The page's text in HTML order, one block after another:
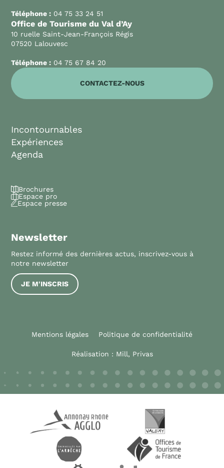
Téléphone : 04 75 33 24 51
Office de Tourisme du Val d’Ay
10 ruelle Saint-Jean-François Régis
07520 Lalouvesc
Téléphone : 04 75 67 84 20
CONTACTEZ-NOUS
Incontournables
Expériences
Agenda
Brochures
Espace pro
Espace presse
Newsletter
Restez informé des dernières actus, inscrivez-vous à
notre newsletter
JE M'INSCRIS
Mentions légales Politique de confidentialité
Réalisation : Mill, Privas